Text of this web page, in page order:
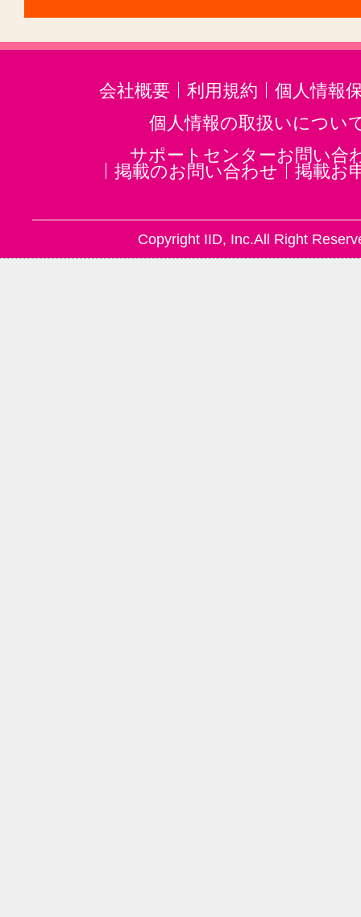
会社概要 利用規約
個人情報
個人情報の取扱いについ
サポートセンターお問い合
掲載のお問い合わせ
掲載お
Copyright IID, Inc.All Right